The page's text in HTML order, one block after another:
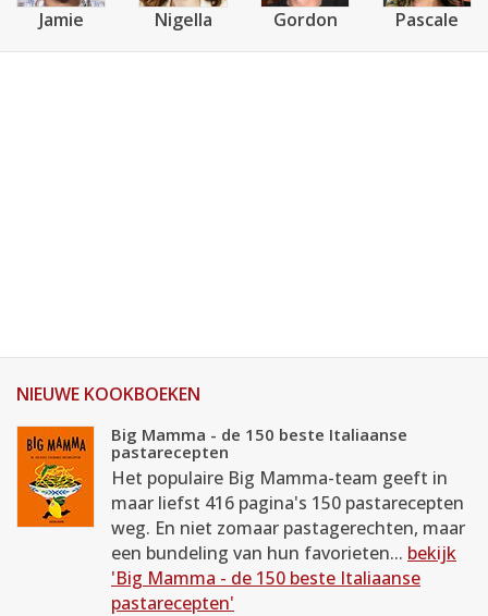
Jamie Nigella Gordon Pascale
NIEUWE KOOKBOEKEN
Big Mamma - de 150 beste Italiaanse
pastarecepten
Het populaire Big Mamma-team geeft in
maar liefst 416 pagina's 150 pastarecepten
weg. En niet zomaar pastagerechten, maar
een bundeling van hun favorieten... bekijk
'Big Mamma - de 150 beste Italiaanse
pastarecepten'